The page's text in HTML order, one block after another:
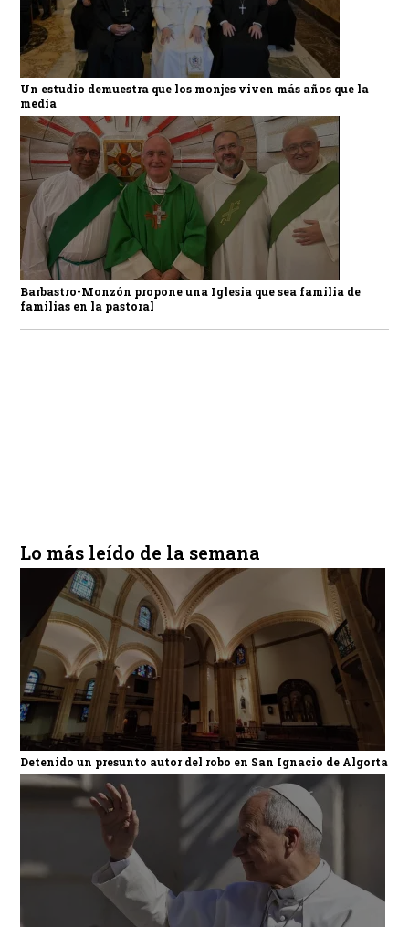
Un estudio demuestra que los monjes viven más años que la
media
Barbastro-Monzón propone una Iglesia que sea familia de
familias en la pastoral
Lo más leído de la semana
Detenido un presunto autor del robo en San Ignacio de Algorta